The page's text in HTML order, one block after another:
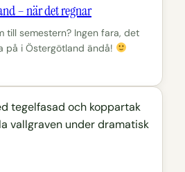
– när det regnar
till semestern? Ingen fara, det
på i Östergötland ändå!